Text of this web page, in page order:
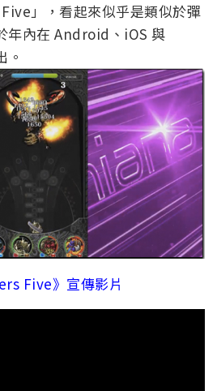
」，看起來似乎是類似於彈
年內在 Android、iOS 與
。
Five》宣傳影片